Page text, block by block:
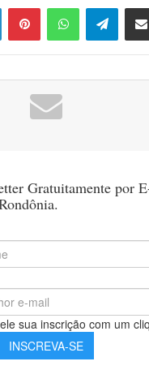
LinkedinPinterestWhatsApp